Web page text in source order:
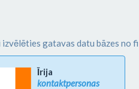
gatavas datu bāzes no
Īrija
kontaktpersonas